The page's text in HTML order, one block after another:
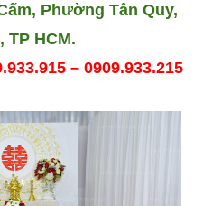
Phường Tân Quy,
TP HCM.
– 0909.933.215